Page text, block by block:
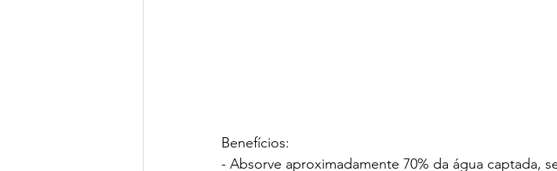
Benefícios:
- Absorve aproximadamente 70% da água captada,